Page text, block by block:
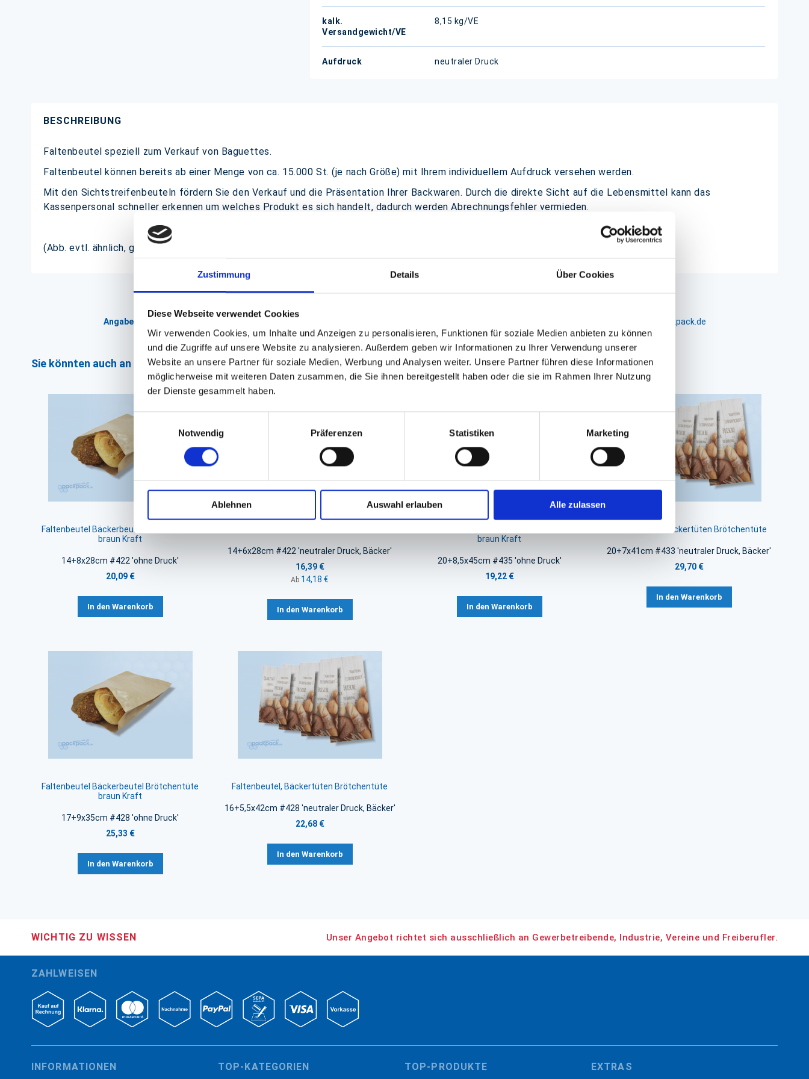
Zustimmung Details Über Cookies
Diese Webseite verwendet Cookies
Wir verwenden Cookies, um Inhalte und Anzeigen zu personalisieren, Funktionen für soziale Medien anbieten zu können
und die Zugriffe auf unsere Website zu analysieren. Außerdem geben wir Informationen zu Ihrer Verwendung unserer
Website an unsere Partner für soziale Medien, Werbung und Analysen weiter. Unsere Partner führen diese Informationen
möglicherweise mit weiteren Daten zusammen, die Sie ihnen bereitgestellt haben oder die sie im Rahmen Ihrer Nutzung
der Dienste gesammelt haben.
Einwilligungsauswahl
Notwendig
Präferenzen Statistiken Marketing
Ablehnen Auswahl erlauben Alle zulassen
kalk.
Versandgewicht/VE
8,15 kg/VE
Aufdruck neutraler Druck
BESCHREIBUNG
Faltenbeutel speziell zum Verkauf von Baguettes.
Faltenbeutel können bereits ab einer Menge von ca. 15.000 St. (je nach Größe) mit Ihrem individuellem Aufdruck versehen werden.
Mit den Sichtstreifenbeuteln fördern Sie den Verkauf und die Präsentation Ihrer Backwaren. Durch die direkte Sicht auf die Lebensmittel kann das
Kassenpersonal schneller erkennen um welches Produkt es sich handelt, dadurch werden Abrechnungsfehler vermieden.
(Abb. evtl. ähnlich, ggf. ohne Dekoration, Motiv kann variieren)
Angaben zur Informationspflichten der GPSR Produktsicherheitsverordnung: packpack.de GmbH, Am Bullhamm 24-26, D-26441 Jever, info@packpack.de
Sie könnten auch an folgenden Artikeln interessiert sein
Faltenbeutel Bäckerbeutel Brötchentüte
braun Kraft
14+8x28cm #422 'ohne Druck'
20,09 €
In den Warenkorb
14+6x28cm #422 'neutraler Druck, Bäcker'
16,39 €
Ab 14,18 €
In den Warenkorb
braun Kraft
20+8,5x45cm #435 'ohne Druck'
19,22 €
In den Warenkorb
Faltenbeutel, Bäckertüten Brötchentüte
20+7x41cm #433 'neutraler Druck, Bäcker'
29,70 €
In den Warenkorb
Faltenbeutel Bäckerbeutel Brötchentüte
braun Kraft
17+9x35cm #428 'ohne Druck'
25,33 €
In den Warenkorb
Faltenbeutel, Bäckertüten Brötchentüte
16+5,5x42cm #428 'neutraler Druck, Bäcker'
22,68 €
In den Warenkorb
WICHTIG ZU WISSEN Unser Angebot richtet sich ausschließlich an Gewerbetreibende, Industrie, Vereine und Freiberufler.
ZAHLWEISEN
INFORMATIONEN TOP-KATEGORIEN TOP-PRODUKTE EXTRAS